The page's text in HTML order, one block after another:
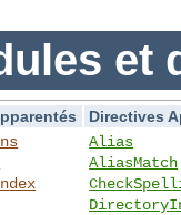
et
Directives
Alias
AliasMatch